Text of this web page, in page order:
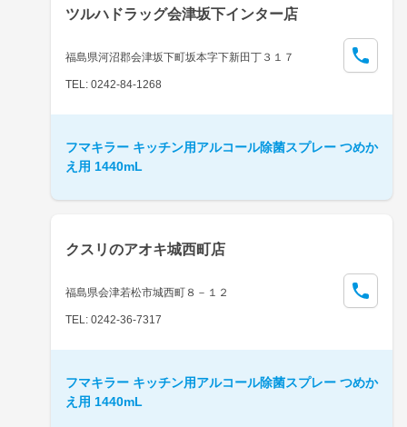
ツルハドラッグ会津坂下インター店
福島県河沼郡会津坂下町坂本字下新田丁３１７
TEL: 0242-84-1268
フマキラー キッチン用アルコール除菌スプレー つめか
え用 1440mL
クスリのアオキ城西町店
福島県会津若松市城西町８－１２
TEL: 0242-36-7317
フマキラー キッチン用アルコール除菌スプレー つめか
え用 1440mL